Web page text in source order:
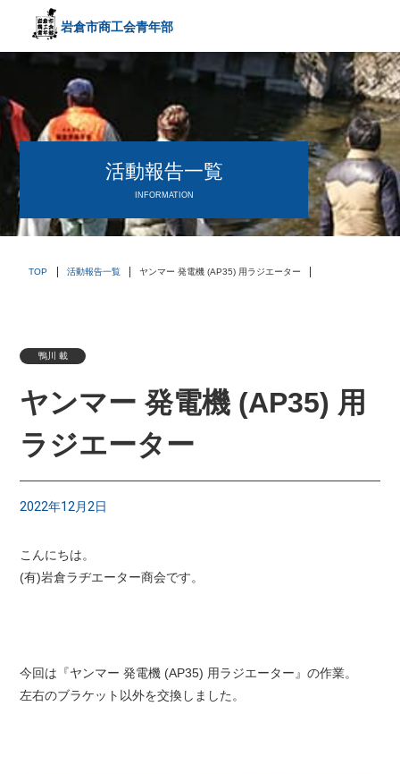
岩倉市商工会青年部
〒482－0042
愛知県岩倉市中本町西出口31-1
TEL:0587-66-3400
FAX:0587-66-3417
頑張る中小企業を応援します！
活動報告一覧
INFORMATION
TOP 活動報告一覧 ヤンマー 発電機 (AP35) 用ラジエーター
鴨川 載
ヤンマー 発電機 (AP35) 用
ラジエーター
2022年12月2日
こんにちは。
(有)岩倉ラヂエーター商会です。
今回は『ヤンマー 発電機 (AP35) 用ラジエーター』の作業。
左右のブラケット以外を交換しました。